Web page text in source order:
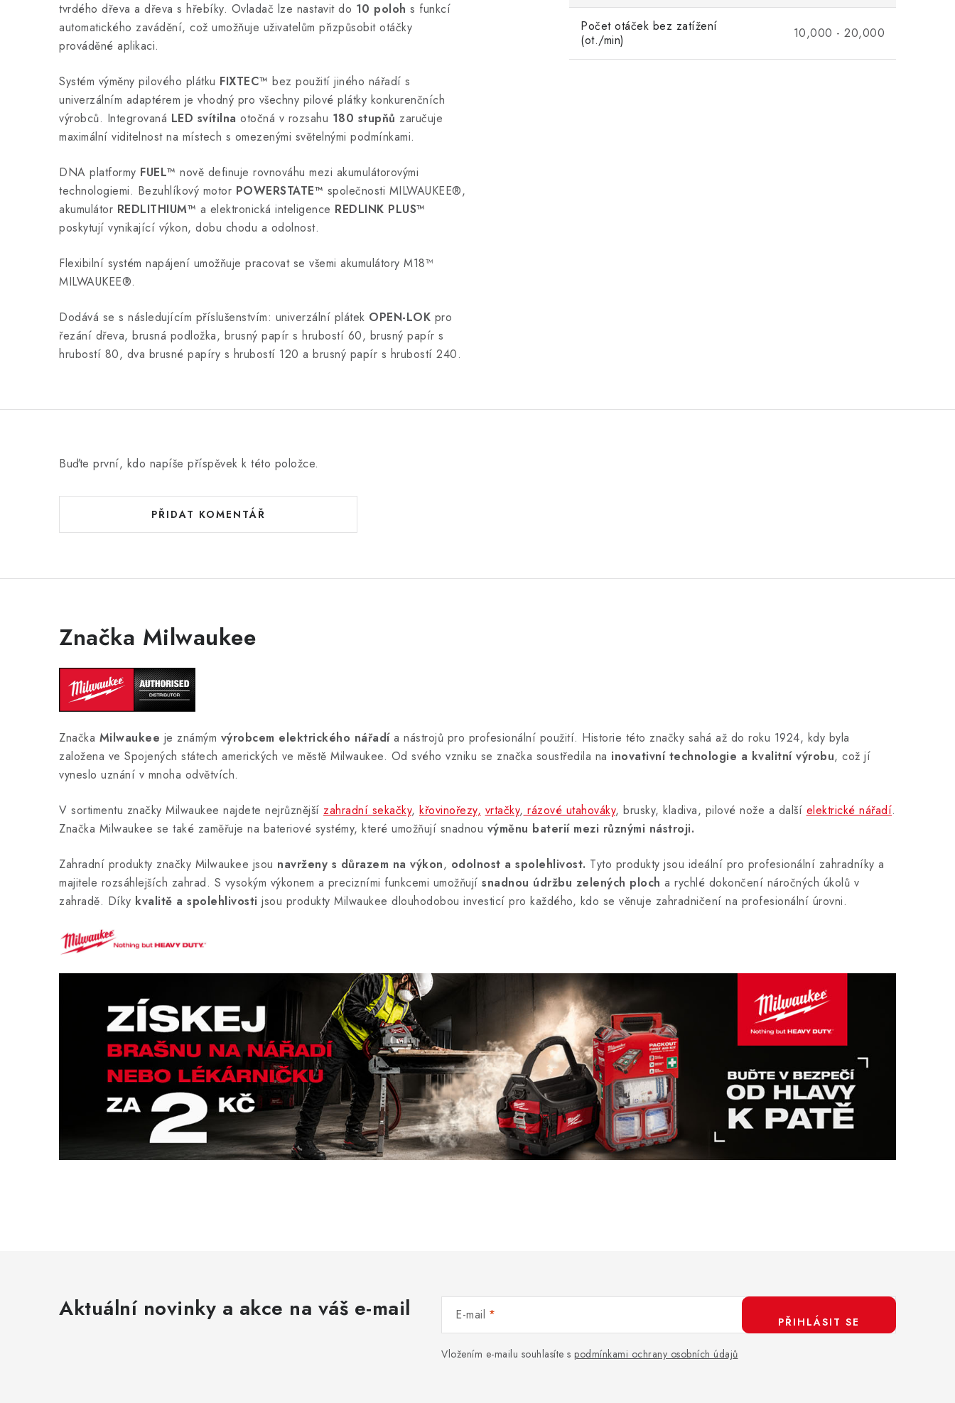
tvrdého dřeva a dřeva s hřebíky. Ovladač lze nastavit do 10 poloh s funkcí
automatického zavádění, což umožňuje uživatelům přizpůsobit otáčky
prováděné aplikaci.
Systém výměny pilového plátku FIXTEC™ bez použití jiného nářadí s
univerzálním adaptérem je vhodný pro všechny pilové plátky konkurenčních
výrobců. Integrovaná LED svítilna otočná v rozsahu 180 stupňů zaručuje
maximální viditelnost na místech s omezenými světelnými podmínkami.
DNA platformy FUEL™ nově definuje rovnováhu mezi akumulátorovými
technologiemi. Bezuhlíkový motor POWERSTATE™ společnosti MILWAUKEE®,
akumulátor REDLITHIUM™ a elektronická inteligence REDLINK PLUS™
poskytují vynikající výkon, dobu chodu a odolnost.
Flexibilní systém napájení umožňuje pracovat se všemi akumulátory M18™
MILWAUKEE®.
Dodává se s následujícím příslušenstvím: univerzální plátek OPEN-LOK pro
řezání dřeva, brusná podložka, brusný papír s hrubostí 60, brusný papír s
hrubostí 80, dva brusné papíry s hrubostí 120 a brusný papír s hrubostí 240.
Počet otáček bez zatížení
(ot./min)
10,000 - 20,000
Buďte první, kdo napíše příspěvek k této položce.
PŘIDAT KOMENTÁŘ
Značka Milwaukee
Značka Milwaukee je známým výrobcem elektrického nářadía nástrojů pro profesionální použití. Historie této značky sahá až do roku 1924, kdy byla
založena ve Spojených státech amerických ve městě Milwaukee. Od svého vzniku se značka soustředila na inovativní technologie a kvalitní výrobu, což jí
vyneslo uznání v mnoha odvětvích.
V sortimentu značky Milwaukee najdete nejrůznější zahradní sekačky, křovinořezy, vrtačky, rázové utahováky, brusky, kladiva, pilové nože a další elektrické nářadí.
Značka Milwaukee se také zaměřuje na bateriové systémy, které umožňují snadnou výměnu baterií mezi různými nástroji.
Zahradní produkty značky Milwaukee jsou navrženy s důrazem na výkon, odolnost a spolehlivost. Tyto produkty jsou ideální pro profesionální zahradníky a
majitele rozsáhlejších zahrad. S vysokým výkonem a precizními funkcemi umožňují snadnou údržbu zelených ploch a rychlé dokončení náročných úkolů v
zahradě. Díky kvalitě a spolehlivosti jsou produkty Milwaukee dlouhodobou investicí pro každého, kdo se věnuje zahradničení na profesionální úrovni.
Aktuální novinky a akce na váš e-mail E-mail
Vložením e-mailu souhlasíte s podmínkami ochrany osobních údajů
PŘIHLÁSIT SE